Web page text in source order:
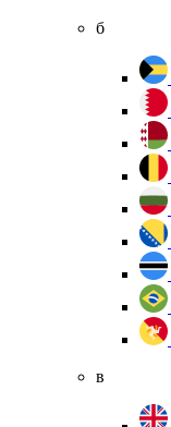
б
в